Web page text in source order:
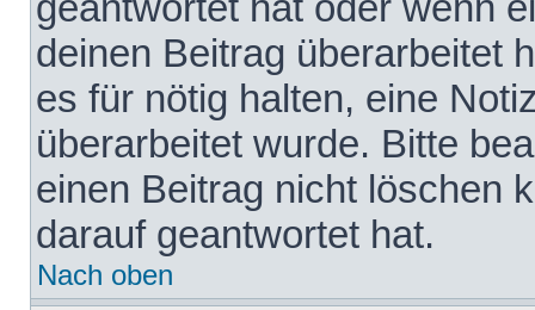
deinen Beitrag überarbeitet
es für nötig halten, eine
überarbeitet wurde. Bitte
einen Beitrag nicht löschen
darauf geantwortet hat.
Nach oben